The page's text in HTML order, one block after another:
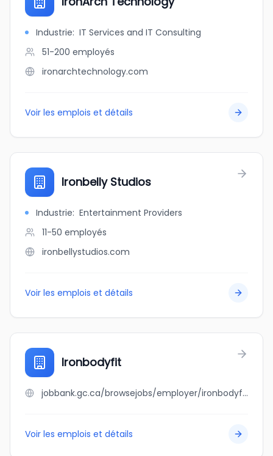
Industrie: IT Services and IT Consulting
51-200 employés
ironarchtechnology.com
Voir les emplois et détails
Ironbelly Studios
Industrie: Entertainment Providers
11-50 employés
ironbellystudios.com
Voir les emplois et détails
Ironbodyfit
jobbank.gc.ca/browsejobs/employer/ironbodyfit/ca
Voir les emplois et détails